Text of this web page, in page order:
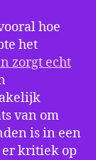
hoe
het
zorgt echt
van om
is in een
er kritiek op